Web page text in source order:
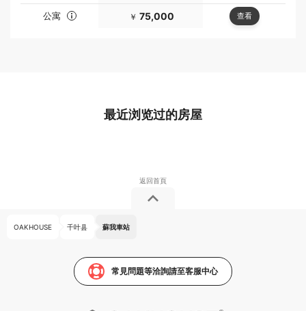
公寓
￥ 75,000 查看
最近浏览过的房屋
OAKHOUSE 千叶县 蘇我車站
常見問題等洽詢請至客服中心